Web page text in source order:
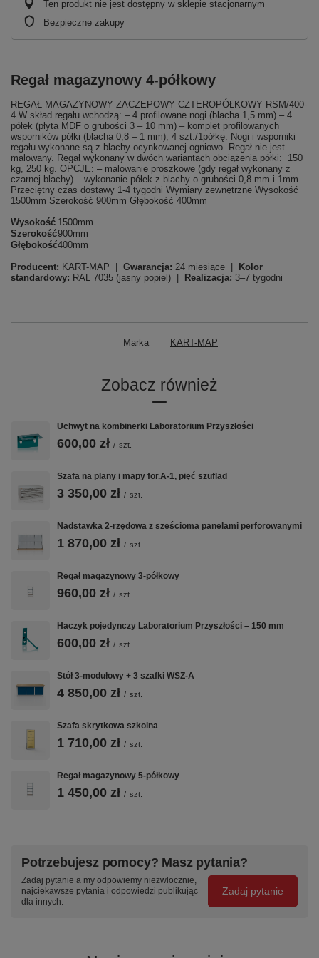
Ten produkt nie jest dostępny w sklepie stacjonarnym
Bezpieczne zakupy
Regał magazynowy 4-półkowy
REGAŁ MAGAZYNOWY ZACZEPOWY CZTEROPÓŁKOWY RSM/400-
4 W skład regału wchodzą: – 4 profilowane nogi (blacha 1,5 mm) – 4
półek (płyta MDF o grubości 3 – 10 mm) – komplet profilowanych
wsporników półki (blacha 0,8 – 1 mm), 4 szt./1półkę. Nogi i wsporniki
regału wykonane są z blachy ocynkowanej ogniowo. Regał nie jest
malowany. Regał wykonany w dwóch wariantach obciążenia półki: 150
kg, 250 kg. OPCJE: – malowanie proszkowe (gdy regał wykonany z
czarnej blachy) – wykonanie półek z blachy o grubości 0,8 mm i 1mm.
Przeciętny czas dostawy 1-4 tygodni Wymiary zewnętrzne Wysokość
1500mm Szerokość 900mm Głębokość 400mm
Wysokość 1500mm
Szerokość900mm
Głębokość400mm
Producent: KART-MAP | Gwarancja: 24 miesiące |
Kolor
standardowy: RAL 7035 (jasny popiel) | Realizacja: 3–7 tygodni
Marka KART-MAP
Zobacz również
Uchwyt na kombinerki Laboratorium Przyszłości
600,00 zł / szt.
Szafa na plany i mapy for.A-1, pięć szuflad
3 350,00 zł / szt.
Nadstawka 2-rzędowa z sześcioma panelami perforowanymi
1 870,00 zł / szt.
Regał magazynowy 3-półkowy
960,00 zł / szt.
Haczyk pojedynczy Laboratorium Przyszłości – 150 mm
600,00 zł / szt.
Stół 3-modułowy + 3 szafki WSZ-A
4 850,00 zł / szt.
Szafa skrytkowa szkolna
1 710,00 zł / szt.
Regał magazynowy 5-półkowy
1 450,00 zł / szt.
Potrzebujesz pomocy? Masz pytania?
Zadaj pytanie a my odpowiemy niezwłocznie,
najciekawsze pytania i odpowiedzi publikując
dla innych.
Zadaj pytanie